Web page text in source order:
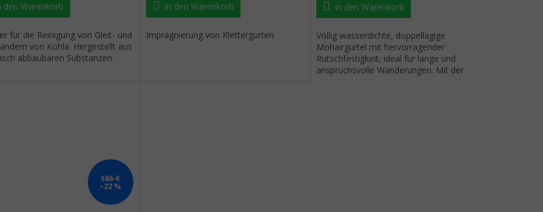
den Warenkorb
für die Reinigung von Gleit- und
von Kohla. Hergestellt aus
abbaubaren Substanzen.
In den Warenkorb
Imprägnierung von Klettergurten
In den Warenkorb
Völlig wasserdichte, doppellagige
Mohairgürtel mit hervorragender
Rutschfestigkeit, ideal für lange und
anspruchsvolle Wanderungen. Mit der
185 €
–22 %